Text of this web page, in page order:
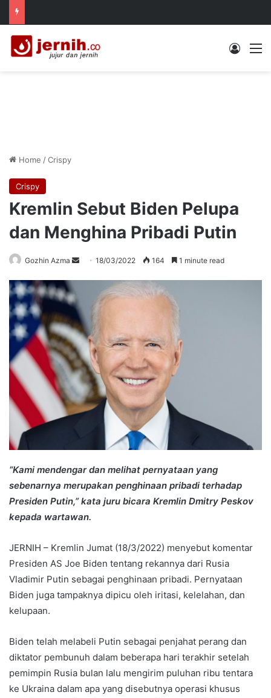
Log In
Home /Crispy
Crispy
Kremlin Sebut Biden Pelupa
dan Menghina Pribadi Putin
Gozhin Azma
Send18/03/2022 164 1 minute read
“Kami mendengar dan melihat pernyataan yang
sebenarnya merupakan penghinaan pribadi terhadap
Presiden Putin,” kata juru bicara Kremlin Dmitry Peskov
kepada wartawan.
JERNIH – Kremlin Jumat (18/3/2022) menyebut komentar
Presiden AS Joe Biden tentang rekannya dari Rusia
Vladimir Putin sebagai penghinaan pribadi. Pernyataan
Biden juga tampaknya dipicu oleh iritasi, kelelahan, dan
kelupaan.
Biden telah melabeli Putin sebagai penjahat perang dan
diktator pembunuh dalam beberapa hari terakhir setelah
pemimpin Rusia bulan lalu mengirim puluhan ribu tentara
ke Ukraina dalam apa yang disebutnya operasi khusus